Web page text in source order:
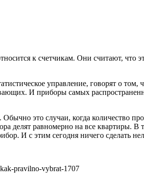
к счетчикам. Они считают, что
управление, говорят о том,
И приборы самых
это случаи, когда количество
делят равномерно на все квартиры.
И с этим сегодня ничего сделать
pravilno-vybrat-1707